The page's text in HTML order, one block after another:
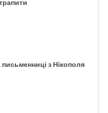
з Нікополя